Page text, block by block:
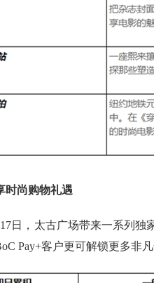
时尚购物礼遇
日，太古广场带来一系列独
Pay+客户更可解锁更多非